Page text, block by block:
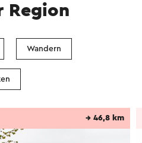
Region
Wandern
→ 46,8 km